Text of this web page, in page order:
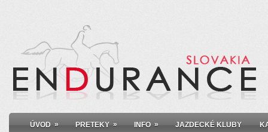
ÚVOD » PRETEKY » INFO » JAZDECKÉ KLUBY